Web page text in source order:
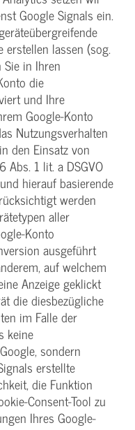
Google Signals ein.
erstellen lassen (sog.
Sie in Ihren
die
und Ihre
Google-Konto
Nutzungsverhalten
den Einsatz von
1 lit. a DSGVO
hierauf basierende
werden
aller
Konto
ausgeführt
auf welchem
Anzeige geklickt
die diesbezügliche
im Falle der
keine
sondern
erstellte
die Funktion
Consent-Tool zu
Ihres Google-